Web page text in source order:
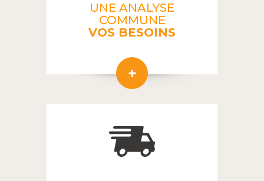
UNE ANALYSE
COMMUNE
VOS BESOINS